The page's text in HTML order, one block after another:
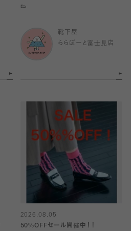
👟
靴下屋
ららぽーと富士見店
2026.08.05
50%OFFセール開催中！！